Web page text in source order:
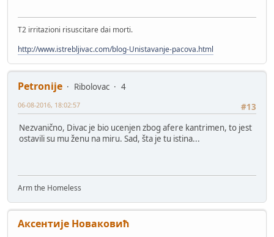
T2 irritazioni risuscitare dai morti.
http://www.istrebljivac.com/blog-Unistavanje-pacova.html
Petronije Ribolovac
4
#13
06-08-2016, 18:02:57
Nezvanično, Divac je bio ucenjen zbog afere kantrimen, to jest
ostavili su mu ženu na miru. Sad, šta je tu istina...
Arm the Homeless
Аксентије Новаковић